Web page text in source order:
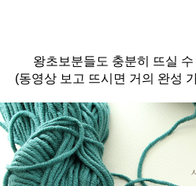
왕초보분들도 충분히 뜨실
(동영상 보고 뜨시면 거의 완성